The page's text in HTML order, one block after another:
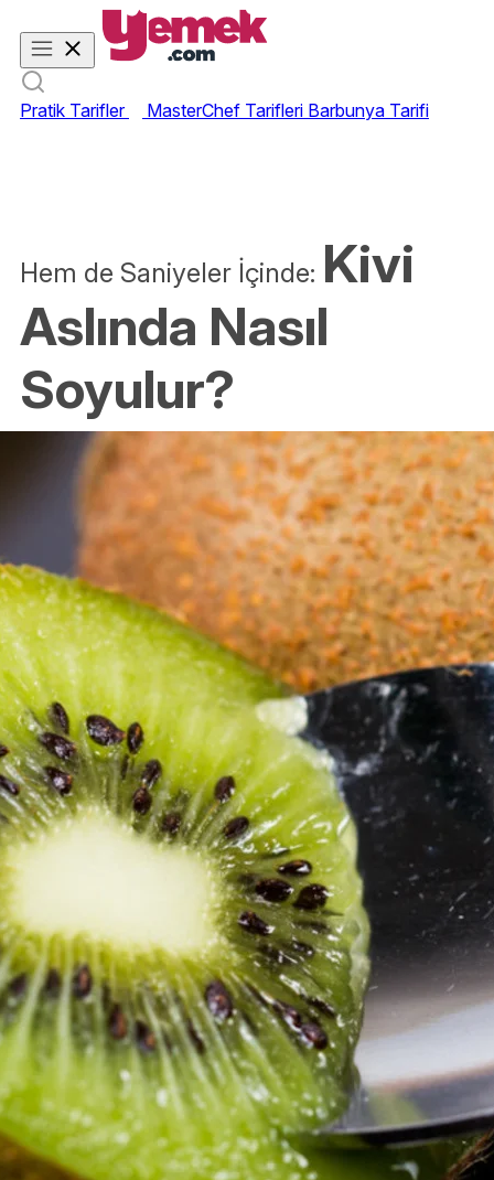
Pratik Tarifler MasterChef Tarifleri Barbunya Tarifi
Hem de Saniyeler İçinde: Kivi
Aslında Nasıl
Soyulur?